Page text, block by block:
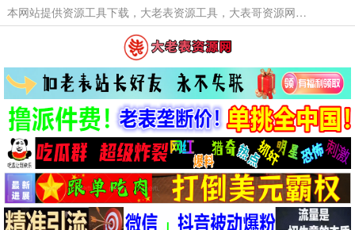
本网站提供资源工具下载，大老表资源工具，大表哥资源网软件工具，大老表资源下载，活动线报福利资源分享,活动线报，大型网游经典游戏，网络热门技术游戏辅助交流与分享。